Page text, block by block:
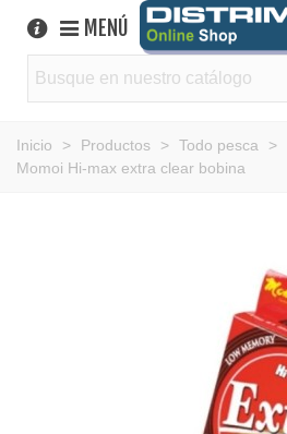
MENÚ
Inicio > Productos > Todo pesca >
Momoi Hi-max extra clear bobina